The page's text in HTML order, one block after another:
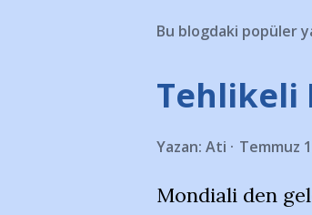
Bu blogdaki popüler
Tehlikeli
Yazan: Ati Temmuz
Mondiali den